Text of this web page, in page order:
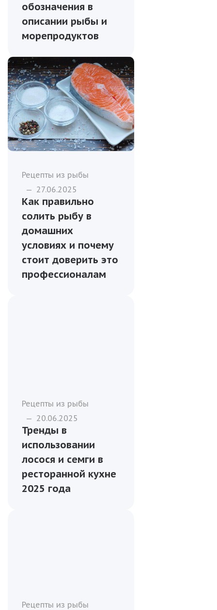
обозначения в
описании рыбы и
морепродуктов
Рецепты из рыбы
— 27.06.2025
Как правильно
солить рыбу в
домашних
условиях и почему
стоит доверить это
профессионалам
Рецепты из рыбы
— 20.06.2025
Тренды в
использовании
лосося и семги в
ресторанной кухне
2025 года
Рецепты из рыбы